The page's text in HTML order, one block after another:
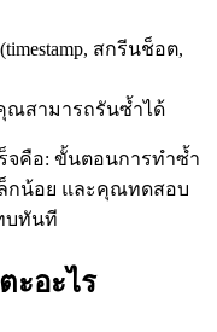
สกรีนช็อต,
ณสามารถรันซ้ำได้
จคือ: ขั้นตอนการทำซ้ำ
กน้อย และคุณทดสอบ
บทันที
ะอะไร